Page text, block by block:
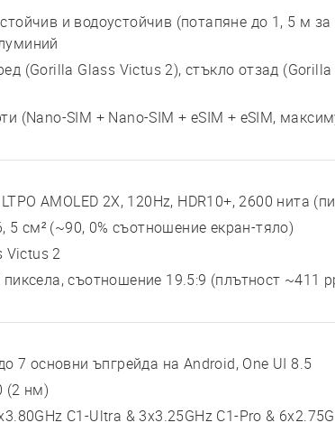
и водоустойчив (потапяне до 1, 5 м
(Gorilla Glass Victus 2), стъкло отзад
(Nano-SIM + Nano-SIM + eSIM + eSIM,
AMOLED 2X, 120Hz, HDR10+, 2600 нита
5 см² (~90, 0% съотношение екран-тяло)
Victus 2
съотношение 19.5:9 (плътност ~411
7 основни ъпгрейда на Android, One UI 8.5
(2 нм)
C1-Ultra & 3x3.25GHz C1-Pro &